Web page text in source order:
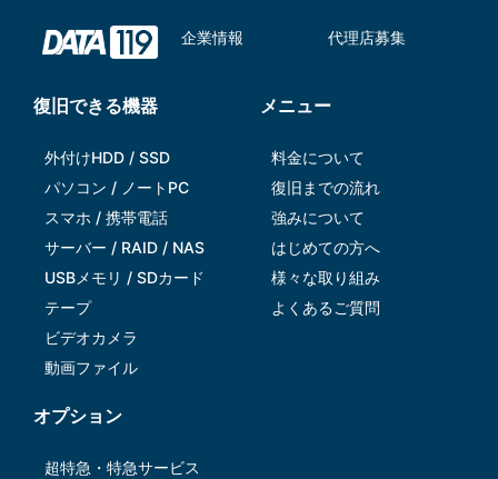
企業情報 代理店募集
復旧できる機器
外付けHDD / SSD
パソコン / ノートPC
スマホ / 携帯電話
サーバー / RAID / NAS
USBメモリ / SDカード
テープ
ビデオカメラ
動画ファイル
メニュー
料金について
復旧までの流れ
強みについて
はじめての方へ
様々な取り組み
よくあるご質問
オプション
超特急・特急サービス